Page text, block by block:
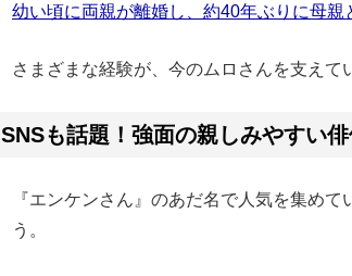
幼い頃に両親が離婚し、約40年ぶりに母親
さまざまな経験が、今のムロさんを支えて
SNSも話題！強面の親しみやすい
『エンケンさん』のあだ名で人気を集め
う。